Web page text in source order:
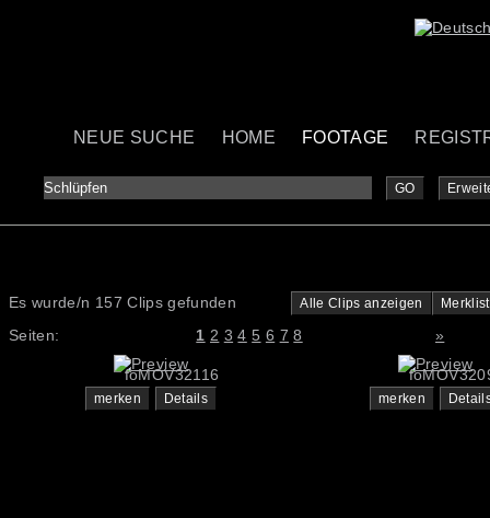
NEUE SUCHE HOME FOOTAGE
GO
Es wurde/n 157 Clips gefunden Alle Clips anzeigen
Seiten: 1 2 3 4 5 6 7 8 »
foMOV32116
merken Details merken